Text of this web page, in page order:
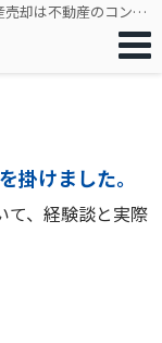
空き家｜神戸市垂水区・西区の空き家管理・不動産売却は不動産のコンシェルジュ
掛けました。
て、経験談と実際